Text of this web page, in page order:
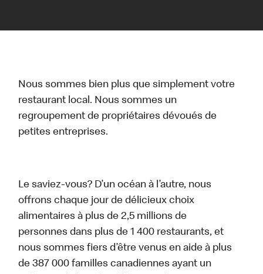
Nous sommes bien plus que simplement votre
restaurant local. Nous sommes un
regroupement de propriétaires dévoués de
petites entreprises.
Le saviez-vous? D’un océan à l’autre, nous
offrons chaque jour de délicieux choix
alimentaires à plus de 2,5 millions de
personnes dans plus de 1 400 restaurants, et
nous sommes fiers d’être venus en aide à plus
de 387 000 familles canadiennes ayant un